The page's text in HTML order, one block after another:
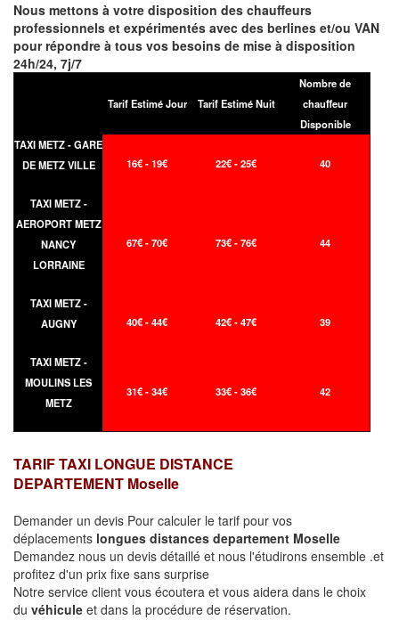
Nous mettons à votre disposition des chauffeurs
professionnels et expérimentés avec des berlines et/ou VAN
pour répondre à tous vos besoins de mise à disposition
24h/24, 7j/7
Tarif Estimé Jour Tarif Estimé Nuit
Nombre de
chauffeur
Disponible
TAXI METZ - GARE
DE METZ VILLE
16€ - 19€ 22€ - 25€ 40
TAXI METZ -
AEROPORT METZ
NANCY
LORRAINE
67€ - 70€ 73€ - 76€ 44
TAXI METZ -
AUGNY
40€ - 44€ 42€ - 47€ 39
TAXI METZ -
MOULINS LES
METZ
31€ - 34€ 33€ - 36€ 42
TARIF TAXI LONGUE DISTANCE
DEPARTEMENT Moselle
Demander un devis Pour calculer le tarif pour vos
déplacements longues distances departement Moselle
Demandez nous un devis détaillé et nous l'étudirons ensemble .et
profitez d'un prix fixe sans surprise
Notre service client vous écoutera et vous aidera dans le choix
du véhicule et dans la procédure de réservation.